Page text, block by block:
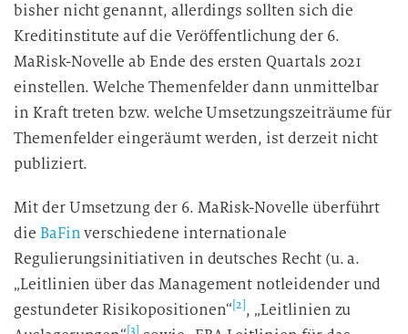
bisher nicht genannt, allerdings sollten sich die
Kreditinstitute auf die Veröffentlichung der 6.
MaRisk-Novelle ab Ende des ersten Quartals 2021
einstellen. Welche Themenfelder dann unmittelbar
in Kraft treten bzw. welche Umsetzungszeiträume für
Themenfelder eingeräumt werden, ist derzeit nicht
publiziert.
Mit der Umsetzung der 6. MaRisk-Novelle überführt
die BaFinverschiedene internationale
Regulierungsinitiativen in deutsches Recht (u. a.
„Leitlinien über das Management notleidender und
gestundeter Risikopositionen“ [2] , „Leitlinien zu
[3]